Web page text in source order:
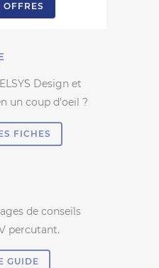
OFFRES
Design et
un coup d’oeil ?
FICHES
de conseils
percutant.
GUIDE